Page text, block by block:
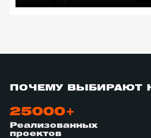
ПОЧЕМУ ВЫБИРАЮТ
25000+
Реализованных
проектов